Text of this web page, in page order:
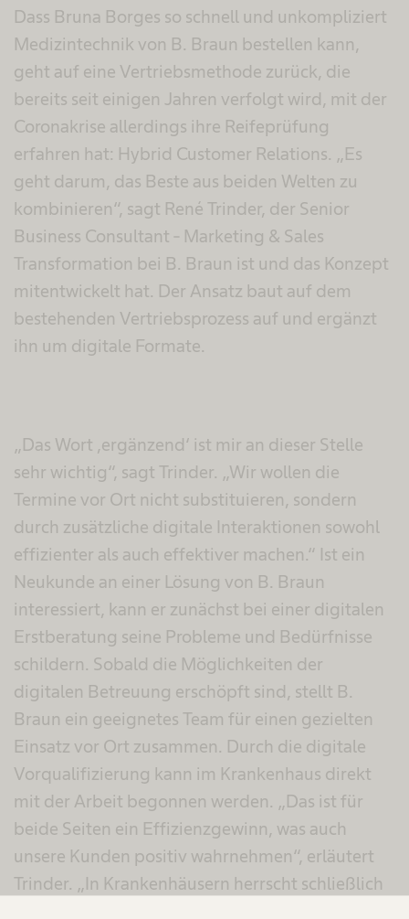
Dass Bruna Borges so schnell und unkompliziert
Medizintechnik von B. Braun bestellen kann,
geht auf eine Vertriebsmethode zurück, die
bereits seit einigen Jahren verfolgt wird, mit der
Coronakrise allerdings ihre Reifeprüfung
erfahren hat: Hybrid Customer Relations. „Es
geht darum, das Beste aus beiden Welten zu
kombinieren“, sagt René Trinder, der Senior
Business Consultant - Marketing & Sales
Transformation bei B. Braun ist und das Konzept
mitentwickelt hat. Der Ansatz baut auf dem
bestehenden Vertriebsprozess auf und ergänzt
ihn um digitale Formate.
„Das Wort ,ergänzend‘ ist mir an dieser Stelle
sehr wichtig“, sagt Trinder. „Wir wollen die
Termine vor Ort nicht substituieren, sondern
durch zusätzliche digitale Interaktionen sowohl
effizienter als auch effektiver machen.“ Ist ein
Neukunde an einer Lösung von B. Braun
interessiert, kann er zunächst bei einer digitalen
Erstberatung seine Probleme und Bedürfnisse
schildern. Sobald die Möglichkeiten der
digitalen Betreuung erschöpft sind, stellt B.
Braun ein geeignetes Team für einen gezielten
Einsatz vor Ort zusammen. Durch die digitale
Vorqualifizierung kann im Krankenhaus direkt
mit der Arbeit begonnen werden. „Das ist für
beide Seiten ein Effizienzgewinn, was auch
unsere Kunden positiv wahrnehmen“, erläutert
Trinder. „In Krankenhäusern herrscht schließlich